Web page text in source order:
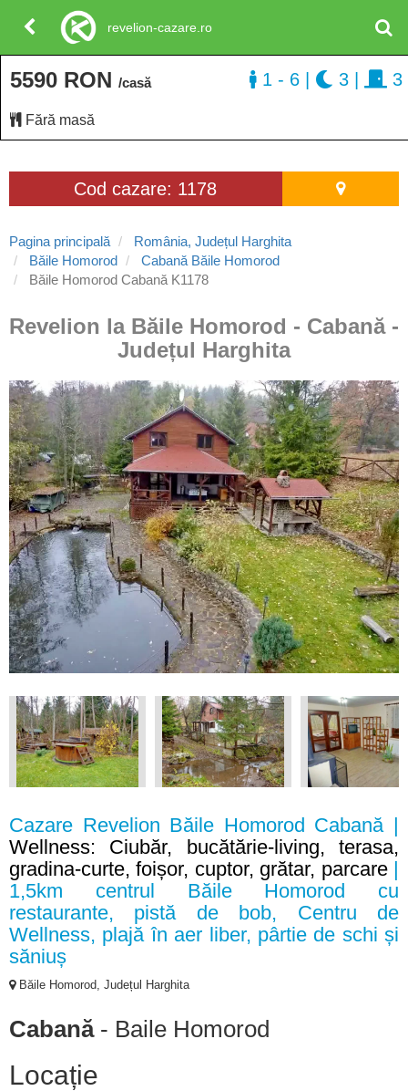
Cod cazare: 1178
Pagina principală
România, Județul Harghita
Băile Homorod
Cabană Băile Homorod
Băile Homorod Cabană K1178
Revelion la Băile Homorod - Cabană -
Județul Harghita
Cazare Revelion Băile Homorod Cabană |
Wellness: Ciubăr, bucătărie-living, terasa,
gradina-curte, foișor, cuptor, grătar, parcare|
1,5km centrul Băile Homorod cu
restaurante, pistă de bob, Centru de
Wellness, plajă în aer liber, pârtie de schi și
săniuș
Băile Homorod, Județul Harghita
Cabană - Baile Homorod
Locație
5590 RON /casă
Fără masă
1 - 6 3 3
revelion-cazare.ro